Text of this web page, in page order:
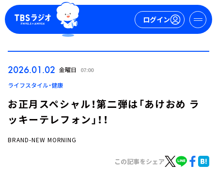
ログイン
ログイン
2026.01.02 金曜日 07:00
ライフスタイル・健康
お正月スペシャル！第二弾は「あけおめ ラ
ッキーテレフォン」！！
BRAND-NEW MORNING
この記事をシェア